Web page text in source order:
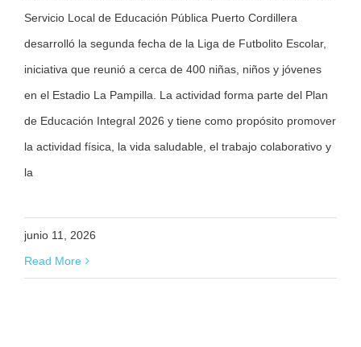
Servicio Local de Educación Pública Puerto Cordillera
desarrolló la segunda fecha de la Liga de Futbolito Escolar,
iniciativa que reunió a cerca de 400 niñas, niños y jóvenes
en el Estadio La Pampilla. La actividad forma parte del Plan
de Educación Integral 2026 y tiene como propósito promover
la actividad física, la vida saludable, el trabajo colaborativo y
la
junio 11, 2026
Read More